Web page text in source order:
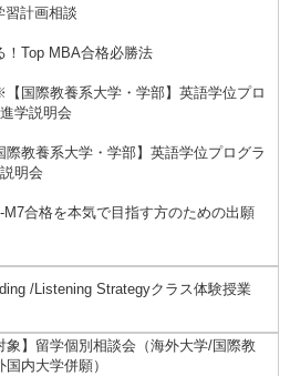
習計画相談
！Top MBA合格必勝法
国際教養系大学・学部】英語学位プロ
学説明会
教養系大学・学部】英語学位プログラ
明会
合格を本気で目指す方のための出願
/Listening Strategyクラス体験授業
象】留学個別相談会（海外大学/国際教
内大学併願）